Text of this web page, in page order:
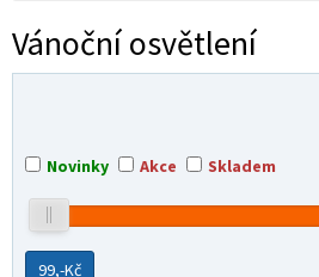
Vánoční osvětlení
Novinky Akce Skladem
99,-Kč